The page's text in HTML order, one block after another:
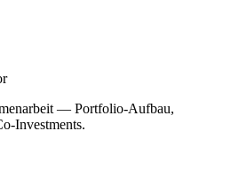
— Portfolio-Aufbau,
Investments.